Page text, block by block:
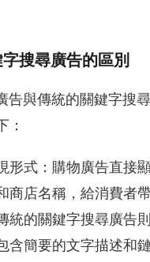
搜尋廣告的區別
告與傳統的關鍵字搜
：
形式：購物廣告直接
商店名稱，給消費者
統的關鍵字搜尋廣告
含簡要的文字描述和鏈